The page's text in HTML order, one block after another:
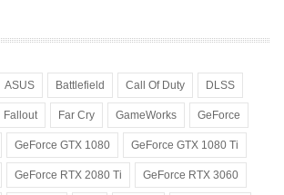
ASUS Battlefield Call Of Duty DLSS
Fallout Far Cry GameWorks GeForce
GeForce GTX 1080 GeForce GTX 1080 Ti
GeForce RTX 2080 Ti GeForce RTX 3060